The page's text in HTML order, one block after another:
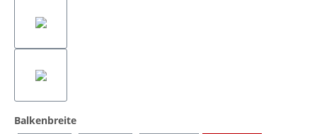
Balkenbreiteauswählen